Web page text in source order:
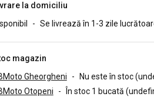
la domiciliu
- Se livrează în 1-3 zile
magazin
Gheorgheni
-
Nu este în stoc
Otopeni
-
În stoc 1 bucată